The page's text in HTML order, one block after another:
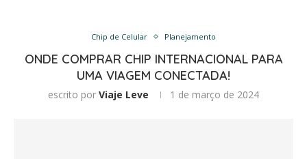
Chip de Celular Planejamento
ONDE COMPRAR CHIP INTERNACIONAL PARA
UMA VIAGEM CONECTADA!
escrito por Viaje Leve 1 de março de 2024